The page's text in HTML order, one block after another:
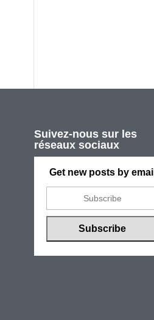
Suivez-nous sur les
réseaux sociaux
Get new posts by email